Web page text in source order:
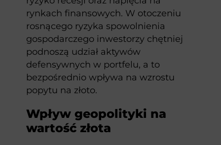
rynkach finansowych. W otoczeniu
rosnącego ryzyka spowolnienia
gospodarczego inwestorzy chętniej
podnoszą udział aktywów
defensywnych w portfelu, a to
bezpośrednio wpływa na wzrostu
popytu na złoto.
Wpływ geopolityki na
wartość złota